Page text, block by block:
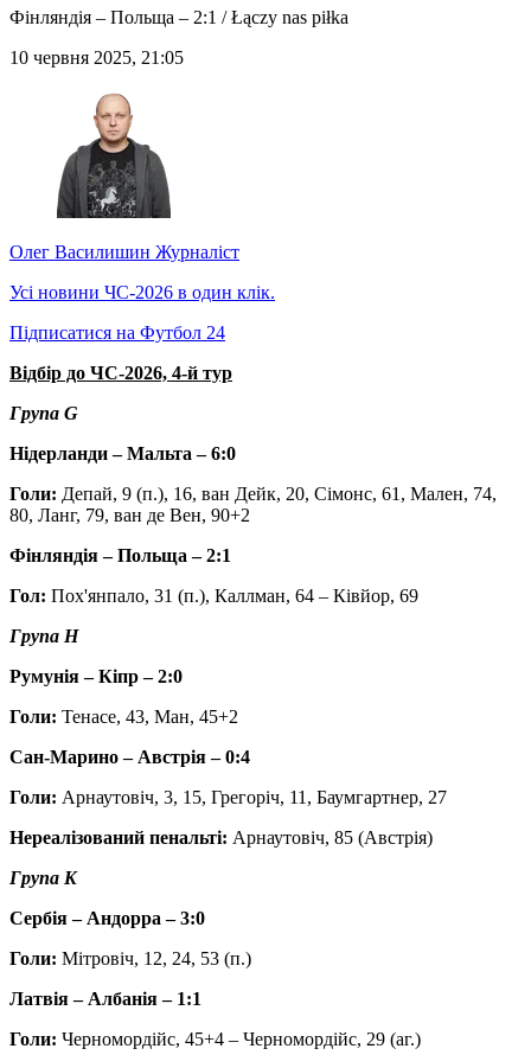
Фінляндія – Польща – 2:1 / Łączy nas piłka
10 червня 2025, 21:05
Олег Василишин Журналіст
Усі новини ЧС-2026 в один клік.
Підписатися на Футбол 24
Відбір до ЧС-2026, 4-й тур
Група G
Нідерланди – Мальта – 6:0
Голи: Депай, 9 (п.), 16, ван Дейк, 20, Сімонс, 61, Мален, 74,
80, Ланг, 79, ван де Вен, 90+2
Фінляндія – Польща – 2:1
Гол: Пох'янпало, 31 (п.), Каллман, 64 – Ківйор, 69
Група H
Румунія – Кіпр – 2:0
Голи: Тенасе, 43, Ман, 45+2
Сан-Марино – Австрія – 0:4
Голи: Арнаутовіч, 3, 15, Грегоріч, 11, Баумгартнер, 27
Нереалізований пенальті: Арнаутовіч, 85 (Австрія)
Група K
Сербія – Андорра – 3:0
Голи: Мітровіч, 12, 24, 53 (п.)
Латвія – Албанія – 1:1
Голи: Черномордійс, 45+4 – Черномордійс, 29 (аг.)